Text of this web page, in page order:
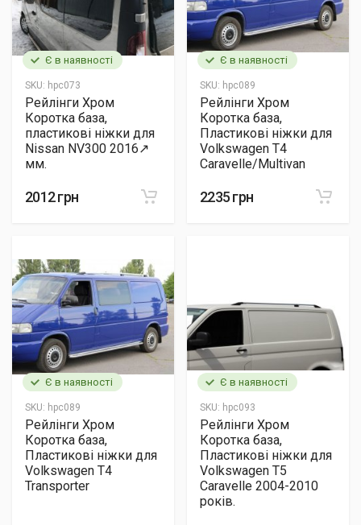
Є в наявності
SKU: hpc073
Рейлінги Хром
Коротка база,
пластикові ніжки для
Nissan NV300 2016↗
мм.
2012 грн
Є в наявності
SKU: hpc089
Рейлінги Хром
Коротка база,
Пластикові ніжки для
Volkswagen T4
Caravelle/Multivan
2235 грн
Є в наявності
SKU: hpc089
Рейлінги Хром
Коротка база,
Пластикові ніжки для
Volkswagen T4
Transporter
Є в наявності
SKU: hpc093
Рейлінги Хром
Коротка база,
Пластикові ніжки для
Volkswagen T5
Caravelle 2004-2010
років.